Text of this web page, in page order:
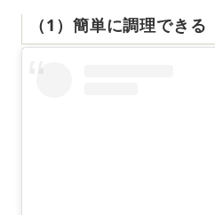
（1）簡単に調理できる